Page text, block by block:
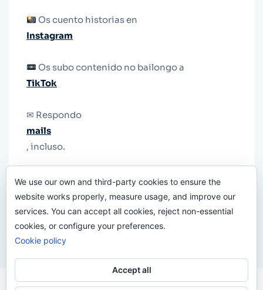
Os cuento historias en
Instagram
Os subo contenido no bailongo a
TikTok
✉ Respondo
mails
, incluso.
le quiten el teléfono.
We use our own and third-party cookies to ensure the
website works properly, measure usage, and improve our
services. You can accept all cookies, reject non-essential
cookies, or configure your preferences.
Cookie policy
Accept all